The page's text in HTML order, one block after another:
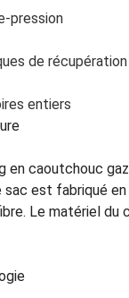
pression
de
entiers
en caoutchouc
est fabriqué
Le matériel